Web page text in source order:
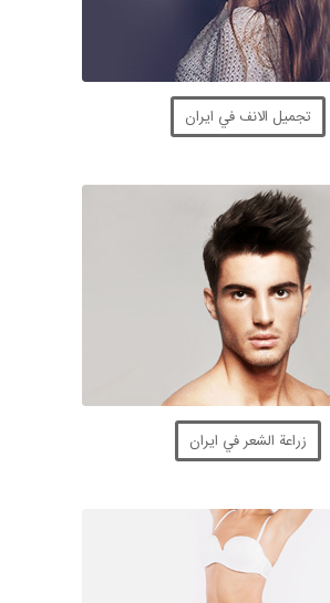
تجميل الانف في ايران
زراعة الشعر في ايران